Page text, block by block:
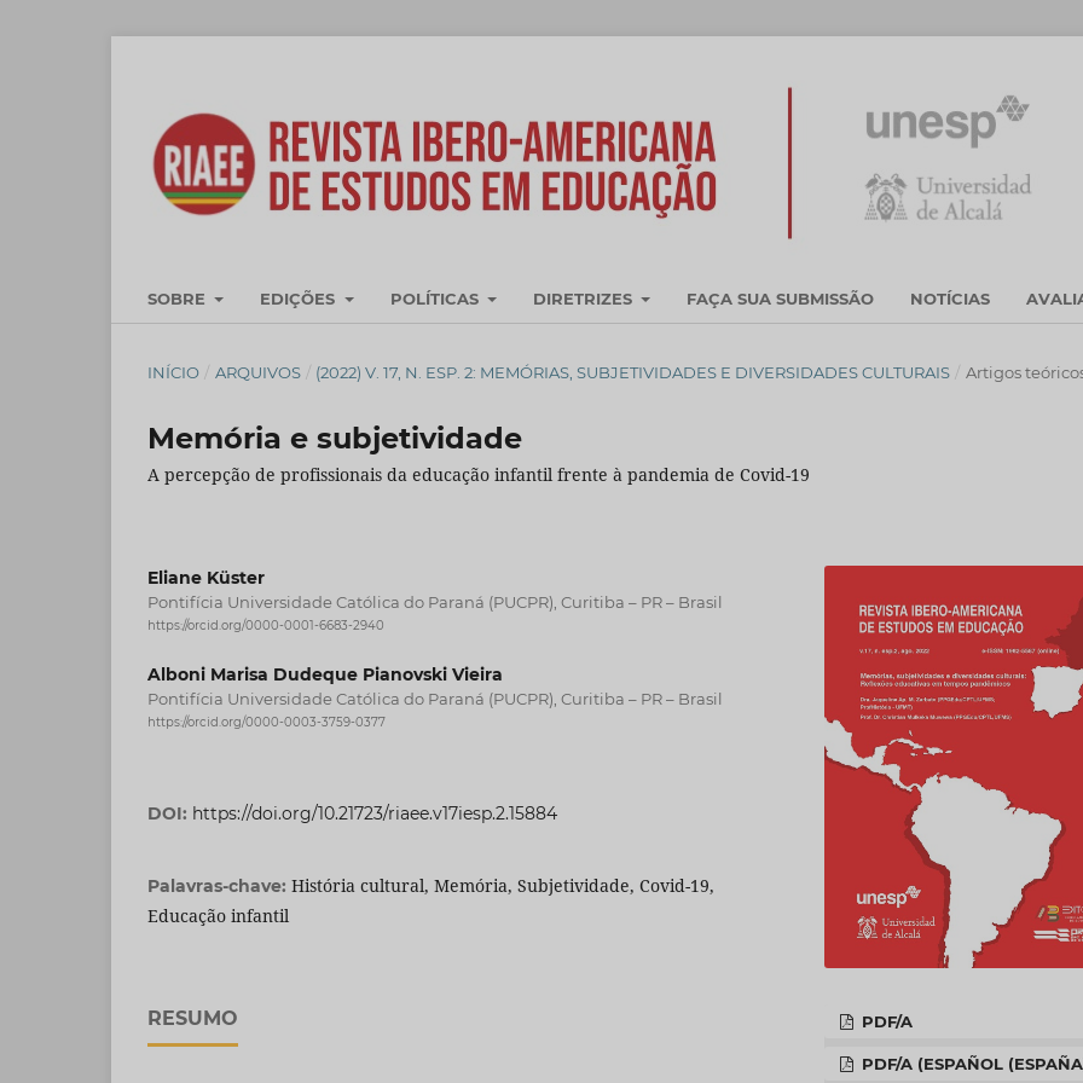
SOBRE EDIÇÕES POLÍTICAS DIRETRIZES FAÇA SUA SUBMISSÃO NOTÍCIAS
INÍCIO / ARQUIVOS / (2022) V. 17, N. ESP. 2: MEMÓRIAS, SUBJETIVIDADES E DIVERSIDADES CULTURAIS / Artigos
Memória e subjetividade
A percepção de profissionais da educação infantil frente à pandemia de Covid-19
Eliane Küster
Pontifícia Universidade Católica do Paraná (PUCPR), Curitiba – PR – Brasil
https://orcid.org/0000-0001-6683-2940
Alboni Marisa Dudeque Pianovski Vieira
Pontifícia Universidade Católica do Paraná (PUCPR), Curitiba – PR – Brasil
https://orcid.org/0000-0003-3759-0377
DOI: https://doi.org/10.21723/riaee.v17iesp.2.15884
Palavras-chave: História cultural, Memória, Subjetividade, Covid-19,
Educação infantil
RESUMO PDF/A
PDF/A (ESPAÑOL